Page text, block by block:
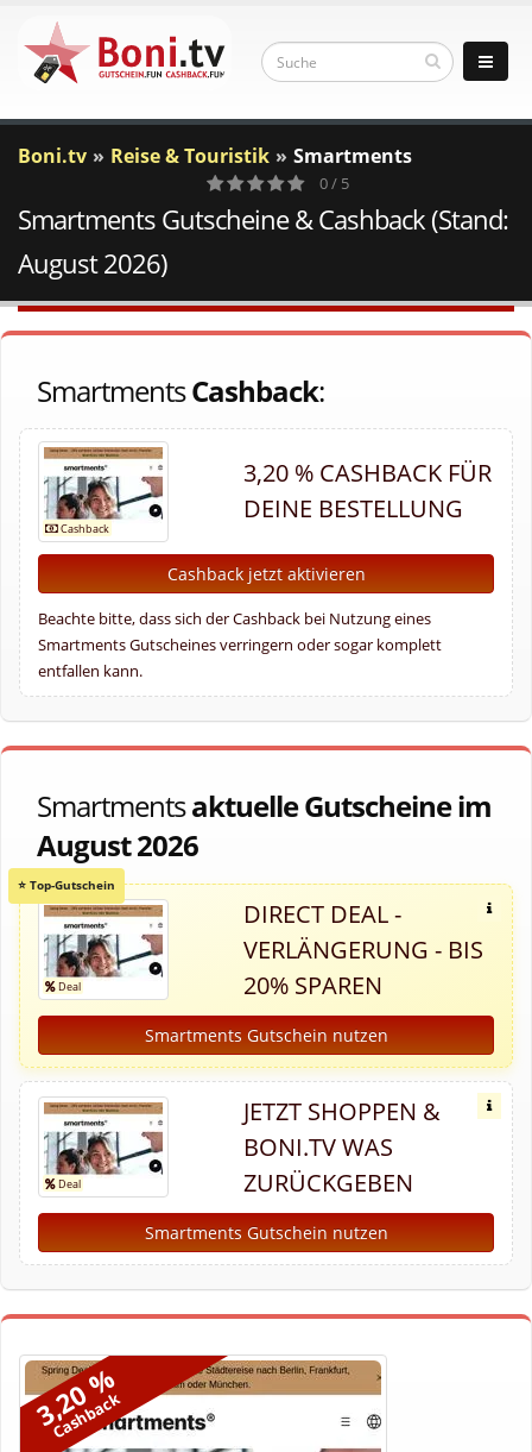
Boni.tv Reise & Touristik Smartments
0
Votes
0 / 5
Smartments Gutscheine & Cashback (Stand:
August 2026)
SmartmentsCashback:
3,20 % CASHBACK FÜR
DEINE BESTELLUNG
Cashback jetzt aktivieren
Beachte bitte, dass sich der Cashback bei Nutzung eines
Smartments Gutscheines verringern oder sogar komplett
entfallen kann.
Smartmentsaktuelle Gutscheine im
August 2026
DIRECT DEAL -
VERLÄNGERUNG - BIS
20% SPAREN
Smartments Gutschein nutzen
JETZT SHOPPEN &
BONI.TV WAS
ZURÜCKGEBEN
Smartments Gutschein nutzen
3,20 %
Cashback